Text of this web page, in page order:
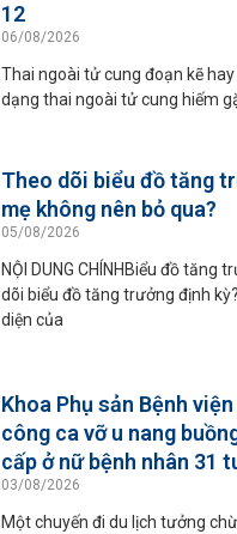
12
06/08/2026
Thai ngoài tử cung đoạn kẽ
dạng thai ngoài tử cung hiếm
Theo dõi biểu đồ tăng
mẹ không nên bỏ qua?
05/08/2026
NỘI DUNG CHÍNHBiểu đồ tăng
dõi biểu đồ tăng trưởng định
diện của
Khoa Phụ sản Bệnh
công ca vỡ u nang
cấp ở nữ bệnh nhân 31
03/08/2026
Một chuyến đi du lịch tưởng